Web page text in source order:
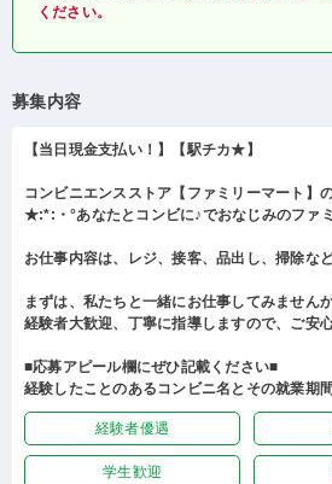
ください。
募集内容
【当日現金支払い！】【駅チカ★】
コンビニエンスストア【ファミリーマート】
★:*:・°あなたとコンビに♪でおなじみのファ
お仕事内容は、レジ、接客、品出し、掃除な
まずは、私たちと一緒にお仕事してみません
経験者大歓迎、丁寧に指導しますので、ご安
■応募アピール欄にぜひ記載ください■
経験したことのあるコンビニ名とその就業期間
経験者優遇
学生歓迎